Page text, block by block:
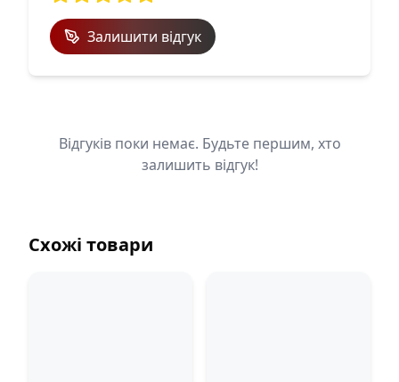
Залишити відгук
Відгуків поки немає. Будьте першим, хто
залишить відгук!
Схожі товари